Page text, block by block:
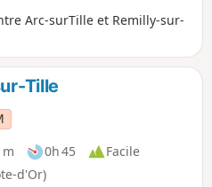
Arc-surTille et Remilly-sur-
Tille
0h 45
Facile
d'Or)